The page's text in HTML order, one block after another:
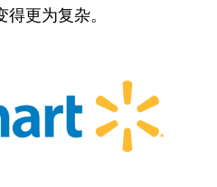
更为复杂。